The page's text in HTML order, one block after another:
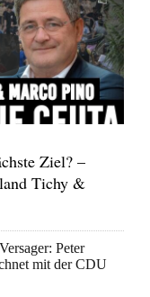
Ziel? –
Tichy &
Peter
mit der CDU